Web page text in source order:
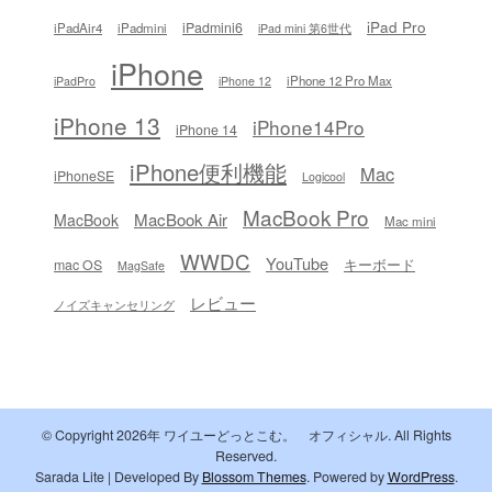
iPadAir4 iPadmini iPadmini6 iPad mini 第6世代 iPad Pro
iPadPro iPhone iPhone 12 iPhone 12 Pro Max
iPhone 13 iPhone 14 iPhone14Pro
iPhoneSE iPhone便利機能 Logicool Mac
MacBook MacBook Air MacBook Pro Mac mini
mac OS MagSafe WWDC YouTube キーボード
ノイズキャンセリング レビュー
© Copyright 2026年 ワイユーどっとこむ。 オフィシャル. All Rights
Reserved.
Sarada Lite | Developed By Blossom Themes. Powered byWordPress.